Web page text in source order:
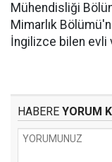
Mühendisliği
Mimarlık
İngilizce bilen evli
HABERE YORUM